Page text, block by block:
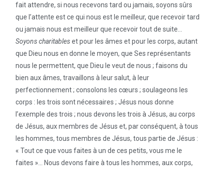
fait attendre, si nous recevons tard ou jamais, soyons sûrs
que l’attente est ce qui nous est le meilleur, que recevoir tard
ou jamais nous est meilleur que recevoir tout de suite…
Soyons charitableset pour les âmes et pour les corps, autant
que Dieu nous en donne le moyen, que Ses représentants
nous le permettent, que Dieu le veut de nous ; faisons du
bien aux âmes, travaillons à leur salut, à leur
perfectionnement ; consolons les cœurs ; soulageons les
corps : les trois sont nécessaires ; Jésus nous donne
l’exemple des trois ; nous devons les trois à Jésus, au corps
de Jésus, aux membres de Jésus et, par conséquent, à tous
les hommes, tous membres de Jésus, tous partie de Jésus :
« Tout ce que vous faites à un de ces petits, vous me le
faites »… Nous devons faire à tous les hommes, aux corps,